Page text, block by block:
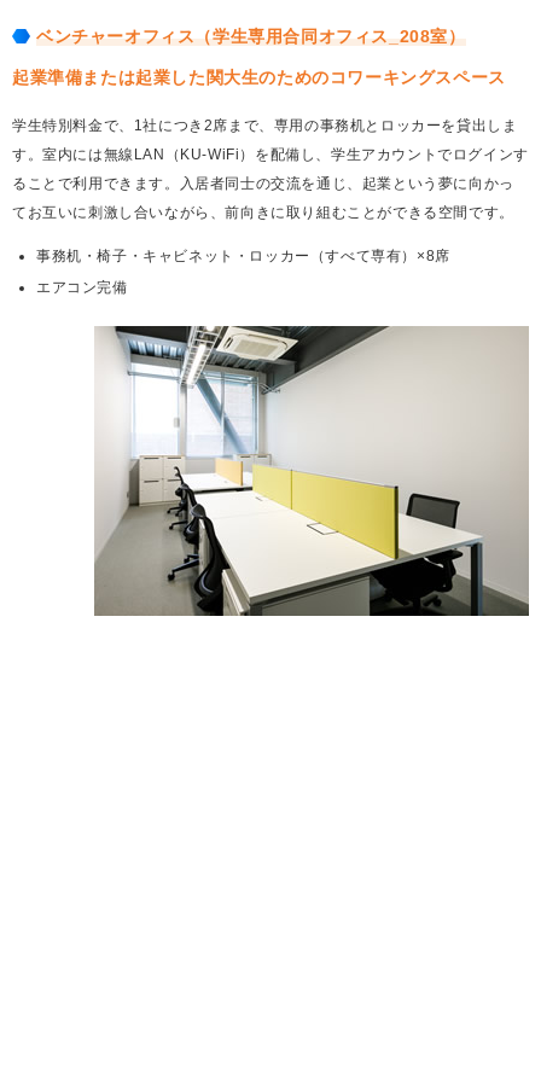
ベンチャーオフィス（学生専用合同オフィス_208室）
起業準備または起業した関大生のためのコワーキングスペース
学生特別料金で、1社につき2席まで、専用の事務机とロッカーを貸出しま
す。室内には無線LAN（KU-WiFi）を配備し、学生アカウントでログインす
ることで利用できます。入居者同士の交流を通じ、起業という夢に向かっ
てお互いに刺激し合いながら、前向きに取り組むことができる空間です。
事務机・椅子・キャビネット・ロッカー（すべて専有）×8席
エアコン完備